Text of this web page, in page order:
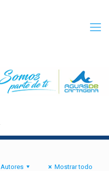
Autores Mostrar todo